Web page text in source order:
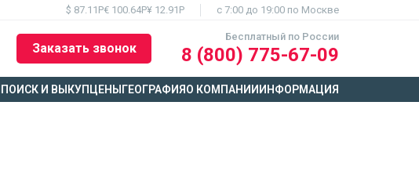
$ 87.11Р€ 100.64Р¥ 12.91Р c 7:00 до 19:00 по Москве
Заказать звонок
Бесплатный по России
8 (800) 775-67-09
ПОИСК И ВЫКУП ЦЕНЫ ГЕОГРАФИЯО КОМПАНИИ ИНФОРМАЦИЯ